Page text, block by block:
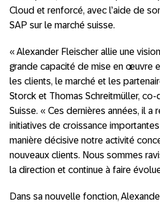
Cloud et renforcé, avec l’aide de
SAP sur le marché suisse.
« Alexander Fleischer allie une
grande capacité de mise en œuvre
les clients, le marché et les
Storck et Thomas Schreitmüller,
Suisse. « Ces dernières années, il a
initiatives de croissance
manière décisive notre activité
nouveaux clients. Nous sommes
la direction et continue à faire
Dans sa nouvelle fonction,